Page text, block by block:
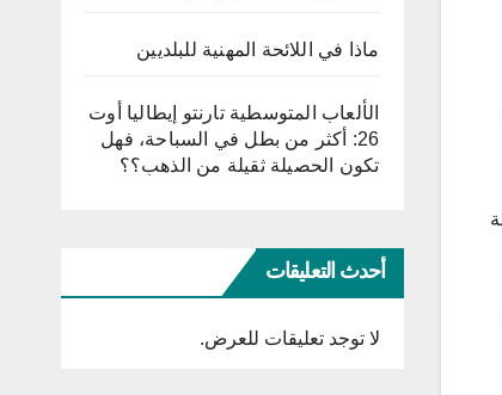
ماذا في اللائحة المهنية للبلديين
الألعاب المتوسطية تارنتو إيطاليا أوت
26: أكثر من بطل في السباحة، فهل
تكون الحصيلة ثقيلة من الذهب؟؟
أحدث التعليقات
لا توجد تعليقات للعرض.